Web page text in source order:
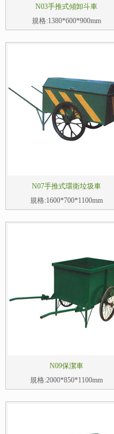
N03手推式傾卸斗車
規格:1380*600*900mm
N07手推式環衛垃圾車
規格:1600*700*1100mm
N09保潔車
規格:2000*850*1100mm